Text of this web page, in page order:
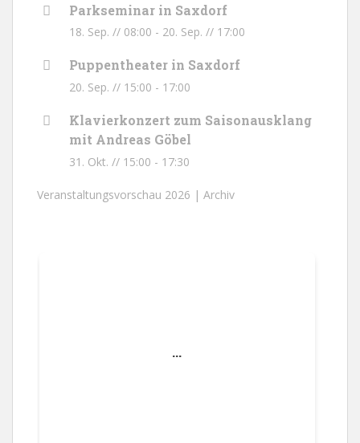
Parkseminar in Saxdorf
18. Sep. // 08:00 - 20. Sep. // 17:00
Puppentheater in Saxdorf
20. Sep. // 15:00 - 17:00
Klavierkonzert zum Saisonausklang
mit Andreas Göbel
31. Okt. // 15:00 - 17:30
Veranstaltungsvorschau 2026 | Archiv